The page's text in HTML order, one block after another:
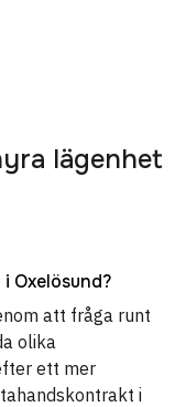
lägenhet
Oxelösund?
att fråga runt
olika
ett mer
i